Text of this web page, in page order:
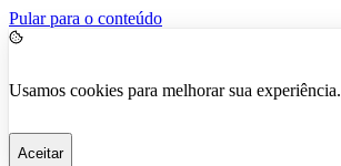
Pular para o conteúdo
Usamos cookies para melhorar sua experiência.
Aceitar